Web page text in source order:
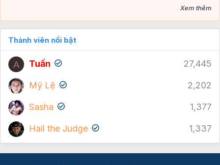
Xem thêm
Thành viên nổi bật
A 27,445
Tuấn
2,202
Mỹ Lệ
1,377
Sasha
1,337
Hail the Judge